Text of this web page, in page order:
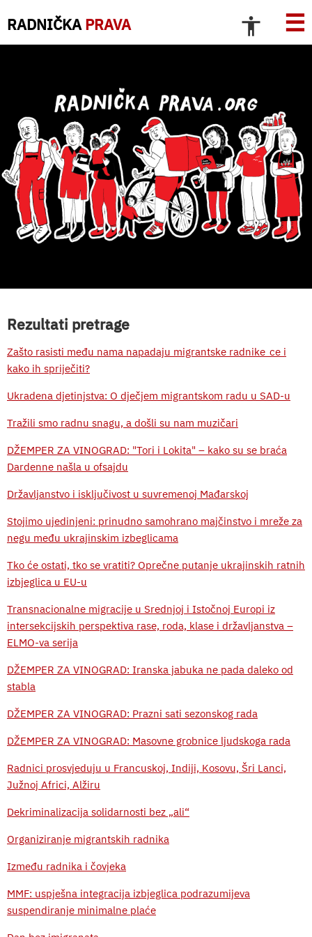
RADNIČKA PRAVA ☰
Rezultati pretrage
Zašto rasisti među nama napadaju migrantske radnike_ce i
kako ih spriječiti?
Ukradena djetinjstva: O dječjem migrantskom radu u SAD-u
Tražili smo radnu snagu, a došli su nam muzičari
DŽEMPER ZA VINOGRAD: "Tori i Lokita" – kako su se braća
Dardenne našla u ofsajdu
Državljanstvo i isključivost u suvremenoj Mađarskoj
Stojimo ujedinjeni: prinudno samohrano majčinstvo i mreže za
negu među ukrajinskim izbeglicama
Tko će ostati, tko se vratiti? Oprečne putanje ukrajinskih ratnih
izbjeglica u EU-u
Transnacionalne migracije u Srednjoj i Istočnoj Europi iz
intersekcijskih perspektiva rase, roda, klase i državljanstva –
ELMO-va serija
DŽEMPER ZA VINOGRAD: Iranska jabuka ne pada daleko od
stabla
DŽEMPER ZA VINOGRAD: Prazni sati sezonskog rada
DŽEMPER ZA VINOGRAD: Masovne grobnice ljudskoga rada
Radnici prosvjeduju u Francuskoj, Indiji, Kosovu, Šri Lanci,
Južnoj Africi, Alžiru
Dekriminalizacija solidarnosti bez „ali“
Organiziranje migrantskih radnika
Između radnika i čovjeka
MMF: uspješna integracija izbjeglica podrazumijeva
suspendiranje minimalne plaće